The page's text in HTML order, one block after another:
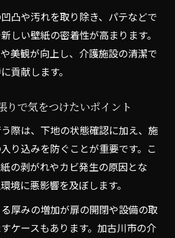
凸や汚れを取り除き、パテなどで
しい壁紙の密着性が高まります。
美観が向上し、介護施設の清潔で
貢献します。
りで気をつけたいポイント
際は、下地の状態確認に加え、施
り込みを防ぐことが重要です。こ
の剥がれやカビ発生の原因とな
境に悪影響を及ぼします。
厚みの増加が扉の開閉や設備の取
ケースもあります。加古川市の介